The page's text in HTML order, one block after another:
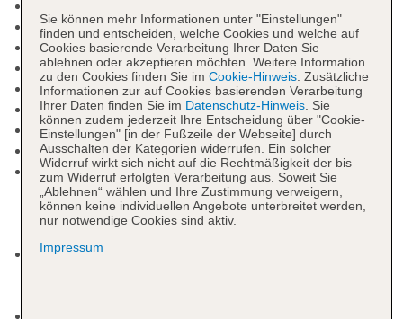
Check-out Zeit bis 11:00 Uhr
Late Check-out: ca. 40 EUR, Anfrage notwendig
Hoteleröffnung: 2019
Letzte Komplettrenovierung: 2019
Rezeption: täglich, Sprachen: englisch, spanisch
Lift
Pools: 3
Pool „Main pool“: Outdoor, beheizbar: November -
März, Balinesische Betten: ohne Gebühr, Liegen:
ohne Gebühr, Liegestühle: ohne Gebühr,
Sonnenschirme: ohne Gebühr
Kinderpool „Children´s pool“: Outdoor, beheizbar:
Sie können mehr Informationen unter "Einstellungen"
finden und entscheiden, welche Cookies und welche auf
Cookies basierende Verarbeitung Ihrer Daten Sie
ablehnen oder akzeptieren möchten. Weitere Information
zu den Cookies finden Sie im Cookie-Hinweis. Zusätzliche
Informationen zur auf Cookies basierenden Verarbeitung
Ihrer Daten finden Sie im Datenschutz-Hinweis. Sie
können zudem jederzeit Ihre Entscheidung über "Cookie-
Einstellungen" [in der Fußzeile der Webseite] durch
Ausschalten der Kategorien widerrufen. Ein solcher
Widerruf wirkt sich nicht auf die Rechtmäßigkeit der bis
zum Widerruf erfolgten Verarbeitung aus. Soweit Sie
„Ablehnen“ wählen und Ihre Zustimmung verweigern,
können keine individuellen Angebote unterbreitet werden,
nur notwendige Cookies sind aktiv.
Impressum